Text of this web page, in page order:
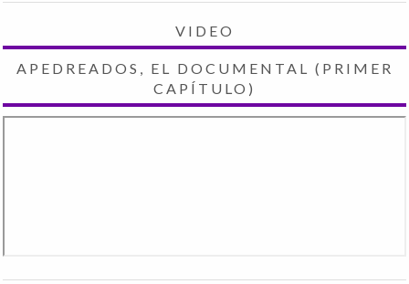
VIDEO
APEDREADOS, EL DOCUMENTAL (PRIMER
CAPÍTULO)